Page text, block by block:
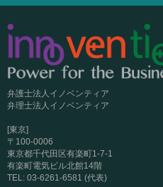
弁護士法人イノベンティア
弁理士法人イノベンティア
[東京]
〒100-0006
東京都千代田区有楽町1-7-1
有楽町電気ビル北館14階
TEL: 03-6261-6581 (代表)